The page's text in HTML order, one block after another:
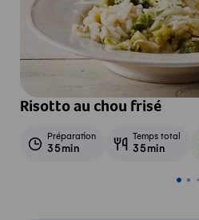
Risotto au chou frisé
Préparation
35min
Temps total
35min